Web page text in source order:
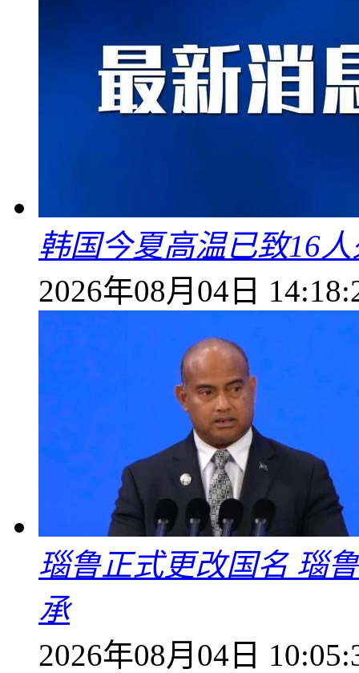
韩国今夏高温已致16
2026年08月04日
瑙鲁正式更改国名 瑙
承
2026年08月04日